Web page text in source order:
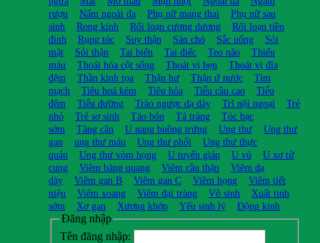
rượu
Nấm ngoài da Phụ nữ mang thai
Phụ nữ sau
sinh
Rong kinh Rối loạn cương dương
Rối loạn tiền
đình
Rụng tóc Suy thận Sán chó Sắc uống
Sỏi
mật
Sỏi thận Tai biến Tai điếc Teo não
Thiếu
máu
Thoái hóa cột sống Thoát vị bẹn
Thoát vị đĩa
đệm
Thần kinh tọa Thận hư Thận ứ nước
Tim
mạch
Tiêu hoá kém Tiêu hóa Tiểu cầu cao
Tiểu
đêm
Tiểu đường Trào ngược dạ dày Trĩ nội ngoại
Trẻ
nhỏ
Trẻ sơ sinh Táo bón Tá tràng
Tóc bạc
sớm
Tăng cân U nang buồng trứng Ung thư
Ung thư
gan
ung thư máu Ung thư phổi
Ung thư thực
quản
Ung thư vòm họng U tuyến giáp U vú
U xơ tử
cung
Viêm bàng quang Viêm cầu thận
Viêm dạ
dày
Viêm gan B Viêm gan C Viêm họng
Viêm tiết
niệu
Viêm xoang Viêm đại tràng Vô sinh
Xuất tinh
sớm
Xơ gan Xương khớp Yếu sinh lý Động kinh
Đăng nhập
Tên đăng nhập: